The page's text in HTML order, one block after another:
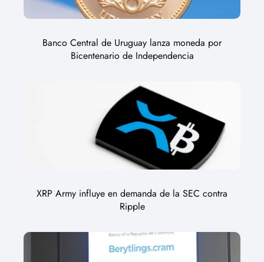
Banco Central de Uruguay lanza moneda por
Bicentenario de Independencia
XRP Army influye en demanda de la SEC contra
Ripple